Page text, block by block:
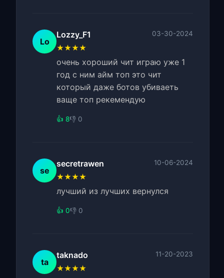
Lo
Lozzy_F1 03-30-2024
★★★★
очень хороший чит играю уже 1
год с ним айм топ это чит
который даже ботов убиваеть
ваще топ рекемендую
👍 8👎 0
se
secretrawen 10-06-2024
★★★★
лучший из лучших вернулся
👍 0👎 0
ta
taknado 11-20-2023
★★★★